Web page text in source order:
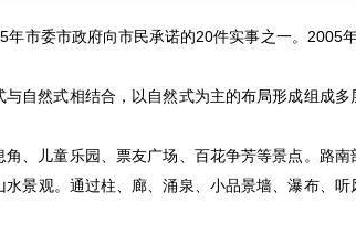
市委市政府向市民承诺的20件实事之一。2005
自然式相结合，以自然式为主的布局形成组成
、儿童乐园、票友广场、百花争芳等景点。路
景观。通过柱、廊、涌泉、小品景墙、瀑布、